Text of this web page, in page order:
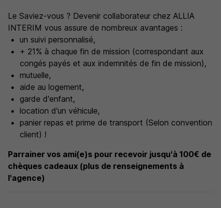
Le Saviez-vous ? Devenir collaborateur chez ALLIA
INTERIM vous assure de nombreux avantages :
un suivi personnalisé,
+ 21% à chaque fin de mission (correspondant aux
congés payés et aux indemnités de fin de mission),
mutuelle,
aide au logement,
garde d'enfant,
location d'un véhicule,
panier repas et prime de transport (Selon convention
client) !
Parrainer vos ami(e)s pour recevoir jusqu'à 100€ de
chèques cadeaux (plus de renseignements à
l'agence)